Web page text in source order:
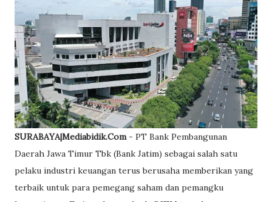
SURABAYA|Mediabidik.Com- PT Bank Pembangunan
Daerah Jawa Timur Tbk (Bank Jatim) sebagai salah satu
pelaku industri keuangan terus berusaha memberikan yang
terbaik untuk para pemegang saham dan pemangku